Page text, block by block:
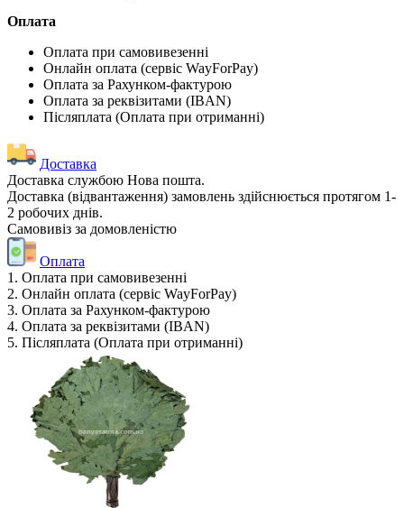
Оплата
Оплата при самовивезенні
Онлайн оплата (сервіс WayForPay)
Оплата за Рахунком-фактурою
Оплата за реквізитами (IBAN)
Післяплата (Оплата при отриманні)
Доставка
Доставка службою Нова пошта.
Доставка (відвантаження) замовлень здійснюється протягом 1-
2 робочих днів.
Самовивіз за домовленістю
Оплата
1. Оплата при самовивезенні
2. Онлайн оплата (сервіс WayForPay)
3. Оплата за Рахунком-фактурою
4. Оплата за реквізитами (IBAN)
5. Післяплата (Оплата при отриманні)